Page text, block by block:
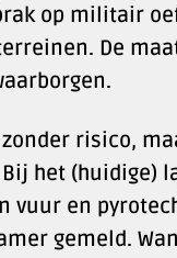
op militair
De
risico,
het (huidige)
vuur en
gemeld.